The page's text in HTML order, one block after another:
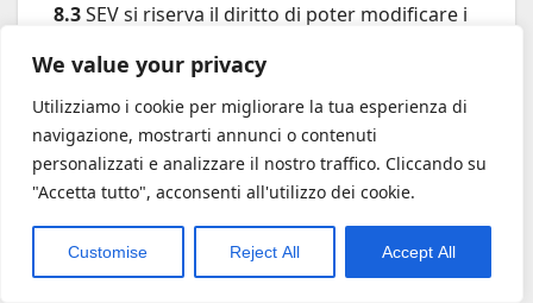
We value your privacy
Utilizziamo i cookie per migliorare la tua esperienza di
navigazione, mostrarti annunci o contenuti
personalizzati e analizzare il nostro traffico. Cliccando su
"Accetta tutto", acconsenti all'utilizzo dei cookie.
Customise Reject All Accept All
8.3SEV si riserva il diritto di poter modificare i
presenti sulla scheda prodotto non sono da
considerarsi comprensivi delle spese di
spedizione, che l’utente potrà trovare indicate
sul Sito.
9. Ordini di acquisto.